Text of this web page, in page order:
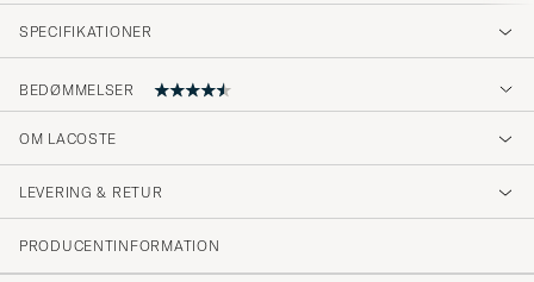
SPECIFIKATIONER
BEDØMMELSER
4.7
(4)
(0)
OM LACOSTE
LEVERING & RETUR
PRODUCENTINFORMATION